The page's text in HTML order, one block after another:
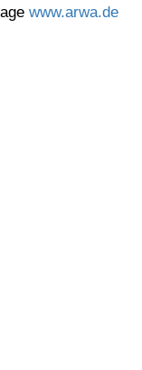
www.arwa.de